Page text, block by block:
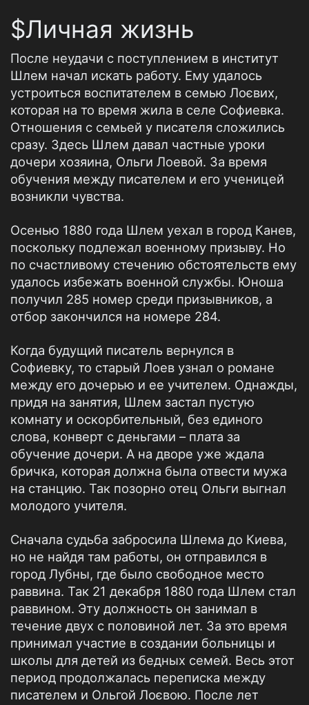
$Личная жизнь
После неудачи с поступлением в институт
Шлем начал искать работу. Ему удалось
устроиться воспитателем в семью Лоєвих,
которая на то время жила в селе Софиевка.
Отношения с семьей у писателя сложились
сразу. Здесь Шлем давал частные уроки
дочери хозяина, Ольги Лоевой. За время
обучения между писателем и его ученицей
возникли чувства.
Осенью 1880 года Шлем уехал в город Канев,
поскольку подлежал военному призыву. Но
по счастливому стечению обстоятельств ему
удалось избежать военной службы. Юноша
получил 285 номер среди призывников, а
отбор закончился на номере 284.
Когда будущий писатель вернулся в
Софиевку, то старый Лоев узнал о романе
между его дочерью и ее учителем. Однажды,
придя на занятия, Шлем застал пустую
комнату и оскорбительный, без единого
слова, конверт с деньгами – плата за
обучение дочери. А на дворе уже ждала
бричка, которая должна была отвести мужа
на станцию. Так позорно отец Ольги выгнал
молодого учителя.
Сначала судьба забросила Шлема до Киева,
но не найдя там работы, он отправился в
город Лубны, где было свободное место
раввина. Так 21 декабря 1880 года Шлем стал
раввином. Эту должность он занимал в
течение двух с половиной лет. За это время
принимал участие в создании больницы и
школы для детей из бедных семей. Весь этот
период продолжалась переписка между
писателем и Ольгой Лоєвою. После лет